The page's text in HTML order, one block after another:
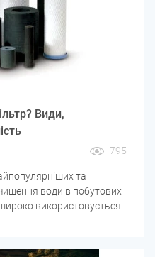
Види,
795
та
води в побутових
використовується